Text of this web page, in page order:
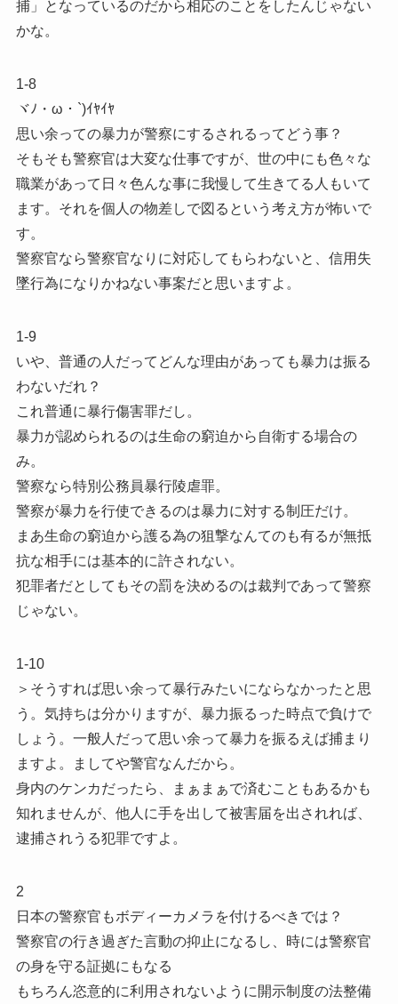
捕」となっているのだから相応のことをしたんじゃない
かな。
1-8
ヾﾉ・ω・`)ｲﾔｲﾔ
思い余っての暴力が警察にするされるってどう事？
そもそも警察官は大変な仕事ですが、世の中にも色々な
職業があって日々色んな事に我慢して生きてる人もいて
ます。それを個人の物差しで図るという考え方が怖いで
す。
警察官なら警察官なりに対応してもらわないと、信用失
墜行為になりかねない事案だと思いますよ。
1-9
いや、普通の人だってどんな理由があっても暴力は振る
わないだれ？
これ普通に暴行傷害罪だし。
暴力が認められるのは生命の窮迫から自衛する場合の
み。
警察なら特別公務員暴行陵虐罪。
警察が暴力を行使できるのは暴力に対する制圧だけ。
まあ生命の窮迫から護る為の狙撃なんてのも有るが無抵
抗な相手には基本的に許されない。
犯罪者だとしてもその罰を決めるのは裁判であって警察
じゃない。
1-10
＞そうすれば思い余って暴行みたいにならなかったと思
う。気持ちは分かりますが、暴力振るった時点で負けで
しょう。一般人だって思い余って暴力を振るえば捕まり
ますよ。ましてや警官なんだから。
身内のケンカだったら、まぁまぁで済むこともあるかも
知れませんが、他人に手を出して被害届を出されれば、
逮捕されうる犯罪ですよ。
2
日本の警察官もボディーカメラを付けるべきでは？
警察官の行き過ぎた言動の抑止になるし、時には警察官
の身を守る証拠にもなる
もちろん恣意的に利用されないように開示制度の法整備